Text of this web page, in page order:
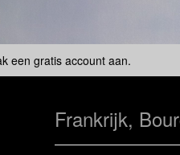
een gratis account aan.
Frankrijk,